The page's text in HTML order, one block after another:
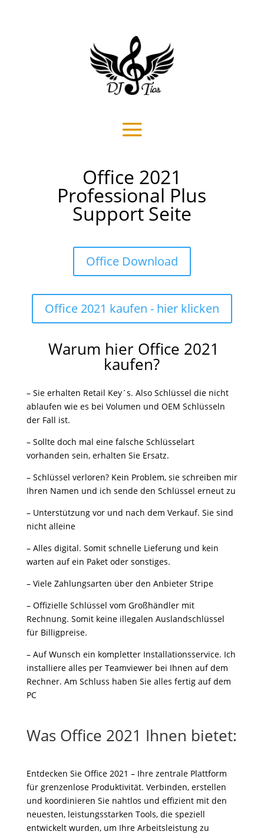
Office 2021
Professional Plus
Support Seite
Office Download
Office 2021 kaufen - hier klicken
Warum hier Office 2021
kaufen?
– Sie erhalten Retail Key´s. Also Schlüssel die nicht
ablaufen wie es bei Volumen und OEM Schlüsseln
der Fall ist.
– Sollte doch mal eine falsche Schlüsselart
vorhanden sein, erhalten Sie Ersatz.
– Schlüssel verloren? Kein Problem, sie schreiben mir
Ihren Namen und ich sende den Schlüssel erneut zu
– Unterstützung vor und nach dem Verkauf. Sie sind
nicht alleine
– Alles digital. Somit schnelle Lieferung und kein
warten auf ein Paket oder sonstiges.
– Viele Zahlungsarten über den Anbieter Stripe
– Offizielle Schlüssel vom Großhändler mit
Rechnung. Somit keine illegalen Auslandschlüssel
für Billigpreise.
– Auf Wunsch ein kompletter Installationsservice. Ich
installiere alles per Teamviewer bei Ihnen auf dem
Rechner. Am Schluss haben Sie alles fertig auf dem
PC
Was Office 2021 Ihnen bietet:
Entdecken Sie Office 2021 – Ihre zentrale Plattform
für grenzenlose Produktivität. Verbinden, erstellen
und koordinieren Sie nahtlos und effizient mit den
neuesten, leistungsstarken Tools, die speziell
entwickelt wurden, um Ihre Arbeitsleistung zu